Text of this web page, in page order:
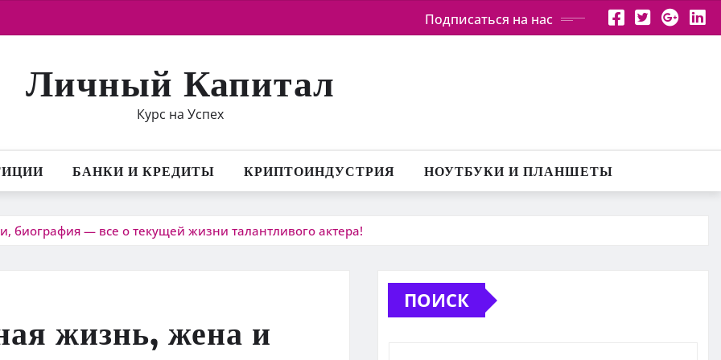
Подписаться на нас
Личный Капитал
Курс на Успех
БАНКИ И КРЕДИТЫ КРИПТОИНДУСТРИЯ НОУТБУКИ И ПЛАНШЕТЫ
— все о текущей жизни талантливого актера!
жизнь, жена и
ПОИСК